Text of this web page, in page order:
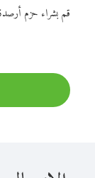
قم بشراء حزم